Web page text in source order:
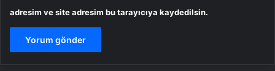
adresim ve site adresim bu tarayıcıya kaydedilsin.